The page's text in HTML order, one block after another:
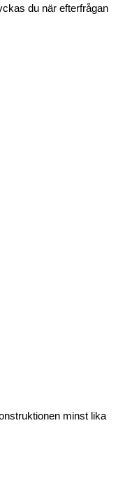
du när efterfrågan
minst lika